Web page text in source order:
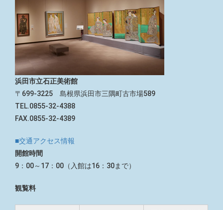
浜田市立石正美術館
〒699-3225 島根県浜田市三隅町古市場589
TEL.0855-32-4388
FAX.0855-32-4389
■交通アクセス情報
開館時間
9：00～17：00（入館は16：30まで）
観覧料